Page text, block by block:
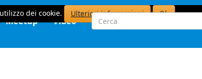
dei cookie. Ulteriori informazioni Ok
Meetup Video